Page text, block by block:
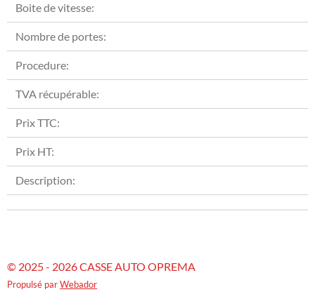
Boite de vitesse:
Nombre de portes:
Procedure:
TVA récupérable:
Prix TTC:
Prix HT:
Description:
© 2025 - 2026 CASSE AUTO OPREMA
Propulsé parWebador